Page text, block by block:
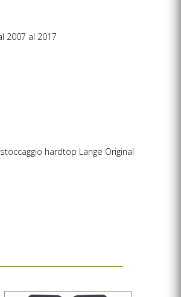
2007 al 2017
hardtop Lange Original